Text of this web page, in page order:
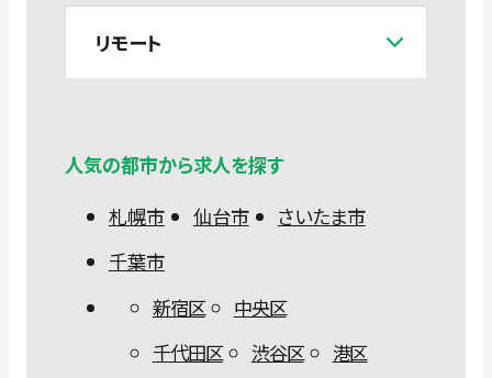
リモート
人気の都市から求人を探す
札幌市
仙台市
さいたま市
千葉市
新宿区
中央区
千代田区
渋谷区
港区